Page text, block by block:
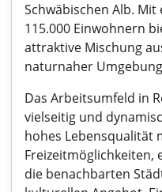
Schwäbischen Alb.
115.000 Einwohnern
attraktive Mischung
naturnaher
Das Arbeitsumfeld in
vielseitig und
hohes Lebensqualität
Freizeitmöglichkeiten,
die benachbarten